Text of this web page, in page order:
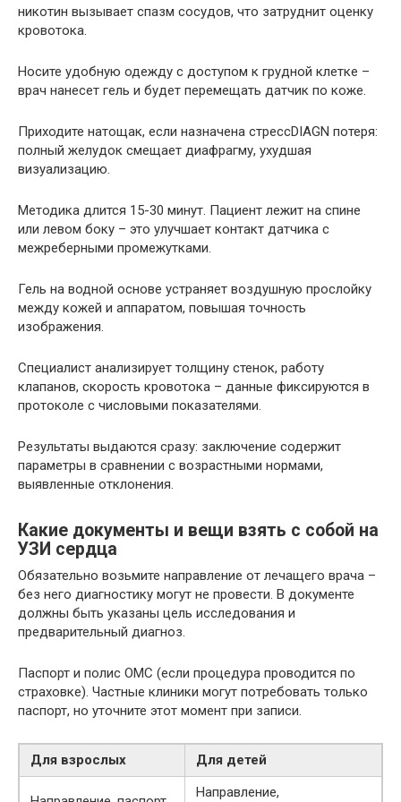
никотин вызывает спазм сосудов, что затруднит оценку
кровотока.
Носите удобную одежду с доступом к грудной клетке –
врач нанесет гель и будет перемещать датчик по коже.
Приходите натощак, если назначена стрессDIAGN потеря:
полный желудок смещает диафрагму, ухудшая
визуализацию.
Методика длится 15-30 минут. Пациент лежит на спине
или левом боку – это улучшает контакт датчика с
межреберными промежутками.
Гель на водной основе устраняет воздушную прослойку
между кожей и аппаратом, повышая точность
изображения.
Специалист анализирует толщину стенок, работу
клапанов, скорость кровотока – данные фиксируются в
протоколе с числовыми показателями.
Результаты выдаются сразу: заключение содержит
параметры в сравнении с возрастными нормами,
выявленные отклонения.
Какие документы и вещи взять с собой на
УЗИ сердца
Обязательно возьмите направление от лечащего врача –
без него диагностику могут не провести. В документе
должны быть указаны цель исследования и
предварительный диагноз.
Паспорт и полис ОМС (если процедура проводится по
страховке). Частные клиники могут потребовать только
паспорт, но уточните этот момент при записи.
Для взрослых Для детей
Направление,